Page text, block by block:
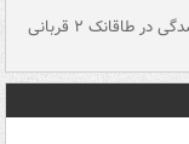
حادثه غرق‌شدگی در طاقانک ۲ قربانی